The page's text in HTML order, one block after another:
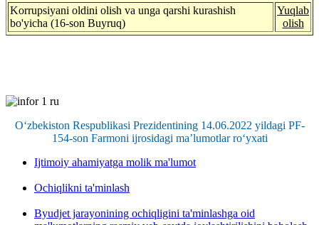
Korrupsiyani oldini olish va unga qarshi kurashish
bo'yicha (16-son Buyruq)
Yuqlab
olish
O‘zbekiston Respublikasi Prezidentining 14.06.2022 yildagi PF-
154-son Farmoni ijrosidagi ma’lumotlar ro‘yxati
Ijtimoiy ahamiyatga molik ma'lumot
Ochiqlikni ta'minlash
Byudjet jarayonining ochiqligini ta'minlashga oid